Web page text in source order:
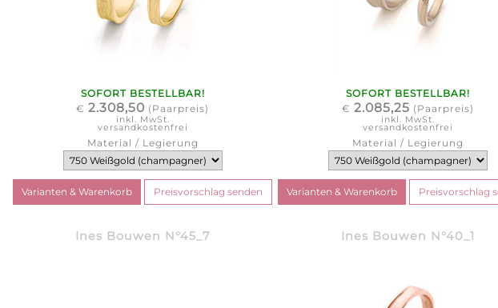
SOFORT BESTELLBAR!
€ 2.308,50 (Paarpreis)
inkl. MwSt.
versandkostenfrei
Material / Legierung
SOFORT BESTELLBAR!
€ 2.085,25 (Paarpreis)
inkl. MwSt.
versandkostenfrei
Material / Legierung
Ines Bouwen N°45_7 Ines Bouwen N°40_1